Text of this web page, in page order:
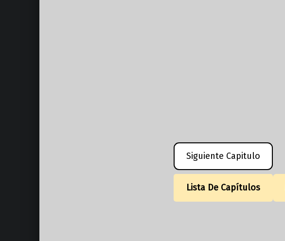
Siguiente Capitulo
Lista De Capítulos